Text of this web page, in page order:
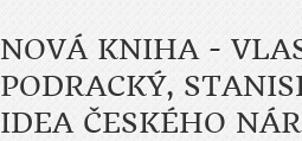
NOVÁ KNIHA -
PODRACKÝ,
IDEA ČESKÉHO